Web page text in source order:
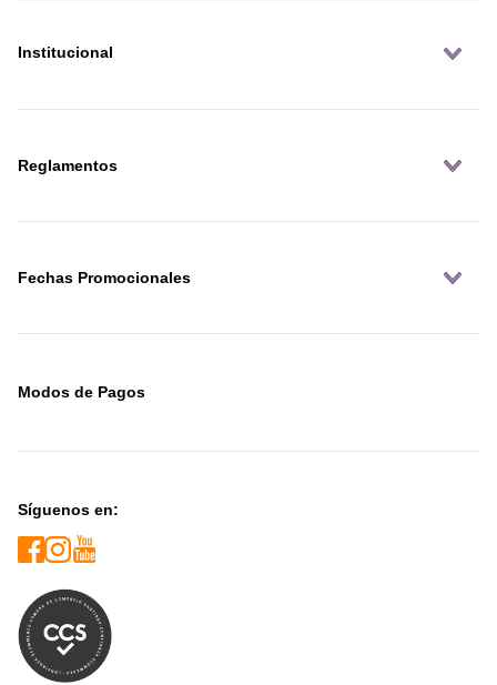
Institucional
Reglamentos
Fechas Promocionales
Modos de Pagos
Síguenos en: